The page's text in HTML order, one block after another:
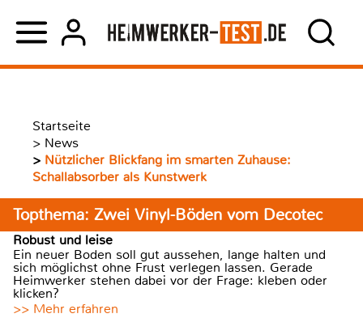
Startseite
> News
> Nützlicher Blickfang im smarten Zuhause:
Schallabsorber als Kunstwerk
Topthema: Zwei Vinyl-Böden vom Decotec
Robust und leise
Ein neuer Boden soll gut aussehen, lange halten und
sich möglichst ohne Frust verlegen lassen. Gerade
Heimwerker stehen dabei vor der Frage: kleben oder
klicken?
>> Mehr erfahren